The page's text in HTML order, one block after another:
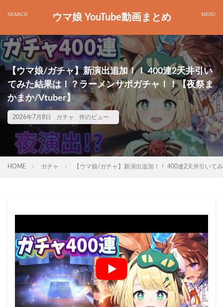
ウマ娘 YouTube動画まとめ
【ウマ娘/ガチャ】新演出追加！！ 400連2天井引い
てみた結果は！？ラーメンサポガチャ！！【夜祭ま
かまか/Vtuber】
2026年7月8日 ガチャ 件のビュー
HOME ガチャ 【ウマ娘/ガチャ】新演出追加！！ 400連2天井引いて